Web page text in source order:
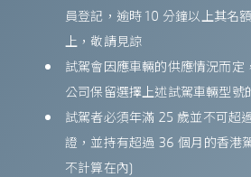
員登記，逾時 10 分鐘以上其名
上，敬請見諒
試駕會因應車輛的供應情況而定
公司保留選擇上述試駕車輛型號
試駕者必須年滿 25 歲並不可超
證，並持有超過 36 個月的香港
不計算在內)